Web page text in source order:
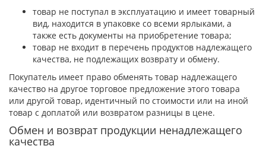
товар не поступал в эксплуатацию и имеет товарный
вид, находится в упаковке со всеми ярлыками, а
также есть документы на приобретение товара;
товар не входит в перечень продуктов надлежащего
качества, не подлежащих возврату и обмену.
Покупатель имеет право обменять товар надлежащего
качество на другое торговое предложение этого товара
или другой товар, идентичный по стоимости или на иной
товар с доплатой или возвратом разницы в цене.
Обмен и возврат продукции ненадлежащего
качества